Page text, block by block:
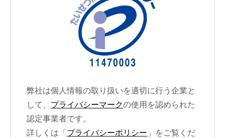
弊社は個人情報の取り扱いを適切に行う企業と
して、 プライバシーマークの使用を認められた
認定事業者です。
詳しくは「プライバシーポリシー 」をご覧くだ